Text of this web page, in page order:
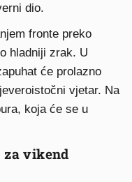
dio.
fronte preko
hladniji zrak. U
će prolazno
vjetar. Na
koja će se u
vikend